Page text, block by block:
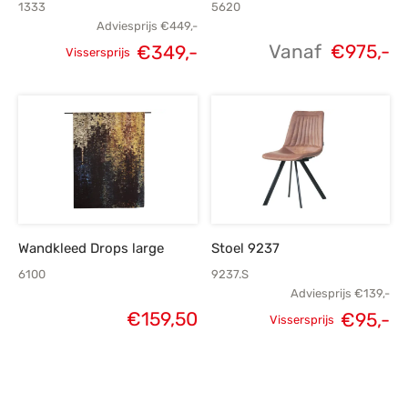
1333
Adviesprijs €449,-
€449,-.
Vissersprijs €349,-
5620
Vanaf €975,-
Wandkleed Drops large
6100
€159,50
Stoel 9237
9237.S
Adviesprijs €139,-
Oorspronkelijke
Vissersprijs €95,-